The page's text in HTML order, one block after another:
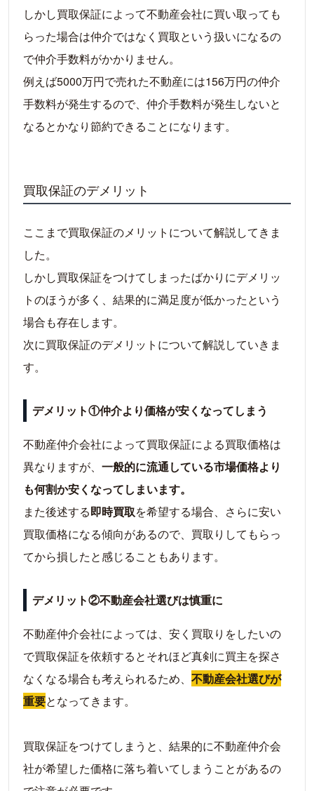
しかし買取保証によって不動産会社に買い取っても
らった場合は仲介ではなく買取という扱いになるの
で仲介手数料がかかりません。
例えば5000万円で売れた不動産には156万円の仲介
手数料が発生するので、仲介手数料が発生しないと
なるとかなり節約できることになります。
買取保証のデメリット
ここまで買取保証のメリットについて解説してきま
した。
しかし買取保証をつけてしまったばかりにデメリッ
トのほうが多く、結果的に満足度が低かったという
場合も存在します。
次に買取保証のデメリットについて解説していきま
す。
デメリット①仲介より価格が安くなってしまう
不動産仲介会社によって買取保証による買取価格は
異なりますが、 一般的に流通している市場価格より
も何割か安くなってしまいます。
また後述する即時買取を希望する場合、さらに安い
買取価格になる傾向があるので、買取りしてもらっ
てから損したと感じることもあります。
デメリット②不動産会社選びは慎重に
不動産仲介会社によっては、安く買取りをしたいの
で買取保証を依頼するとそれほど真剣に買主を探さ
なくなる場合も考えられるため、 不動産会社選びが
重要となってきます。
買取保証をつけてしまうと、結果的に不動産仲介会
社が希望した価格に落ち着いてしまうことがあるの